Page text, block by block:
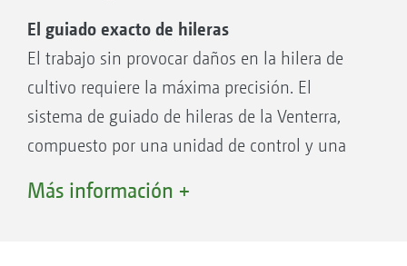
El guiado exacto de hileras
El trabajo sin provocar daños en la hilera de
cultivo requiere la máxima precisión. El
sistema de guiado de hileras de la Venterra,
compuesto por una unidad de control y una
inmediatamente a ligeros cambios en las
Más información +